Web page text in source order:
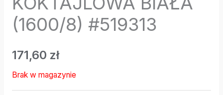
(1600/8) #519313
171,60 zł
Brak w magazynie